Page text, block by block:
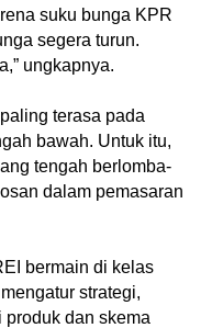
suku bunga KPR
segera turun.
ungkapnya.
terasa pada
bawah. Untuk itu,
tengah berlomba-
dalam pemasaran
bermain di kelas
strategi,
dan skema